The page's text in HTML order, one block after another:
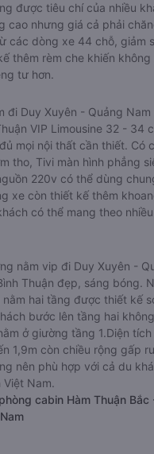
được tiêu chí của nhiều
cao nhưng giá cả phải
các dòng xe 44 chỗ, giảm
thêm rèm che khiến không
tư hơn.
đi Duy Xuyên - Quảng Nam
VIP Limousine 32 - 34
mọi nội thất cần thiết. Có
tho, Tivi màn hình phẳng
220v có thể dùng
xe còn thiết kế thêm
có thể mang theo
nằm vip đi Duy Xuyên -
Thuận đẹp, sáng bóng.
hai tầng được thiết kế
bước lên tầng hai
ở giường tầng 1.Diện
1,9m còn chiều rộng gấp
nên phù hợp với cả du
Nam.
cabin Hàm Thuận Bắc